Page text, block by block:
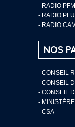
- RADIO PFM
- RADIO
- RADIO
NOS
- CONSEIL
- CONSEIL
- CONSEIL
-
- CSA